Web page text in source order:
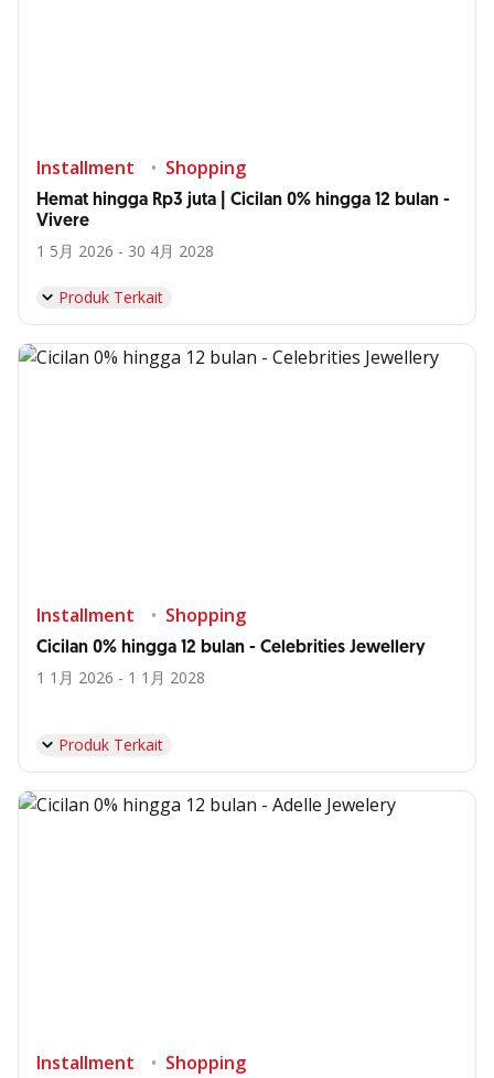
Installment Shopping
Hemat hingga Rp3 juta | Cicilan 0% hingga 12 bulan -
Vivere
1 5月 2026 - 30 4月 2028
Produk Terkait
Installment Shopping
Cicilan 0% hingga 12 bulan - Celebrities Jewellery
1 1月 2026 - 1 1月 2028
Produk Terkait
Installment Shopping